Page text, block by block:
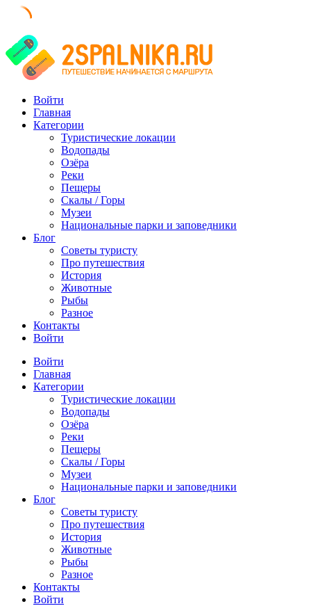
Skip
to
content
Войти
Главная
Категории
Туристические локации
Водопады
Озёра
Реки
Пещеры
Скалы / Горы
Музеи
Национальные парки и заповедники
Блог
Советы туристу
Про путешествия
История
Животные
Рыбы
Разное
Контакты
Войти
Войти
Главная
Категории
Туристические локации
Водопады
Озёра
Реки
Пещеры
Скалы / Горы
Музеи
Национальные парки и заповедники
Блог
Советы туристу
Про путешествия
История
Животные
Рыбы
Разное
Контакты
Войти